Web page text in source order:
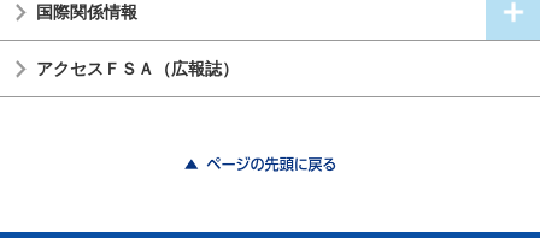
国際関係情報
アクセスＦＳＡ（広報誌）